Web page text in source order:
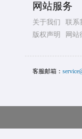
网站服务
关于我们 联系
版权声明
网站
客服邮箱：